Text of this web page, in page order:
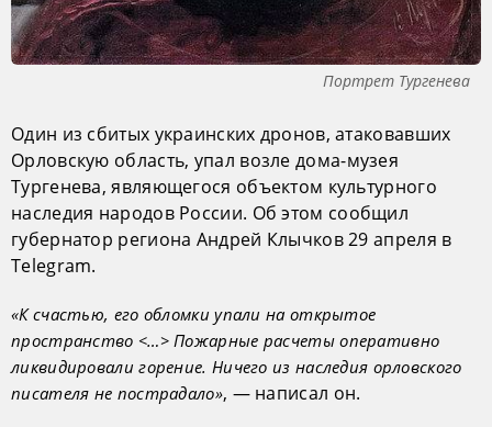
Портрет Тургенева
Один из сбитых украинских дронов, атаковавших
Орловскую область, упал возле дома-музея
Тургенева, являющегося объектом культурного
наследия народов России. Об этом сообщил
губернатор региона Андрей Клычков 29 апреля в
Telegram.
«К счастью, его обломки упали на открытое
пространство <…> Пожарные расчеты оперативно
ликвидировали горение. Ничего из наследия орловского
писателя не пострадало», — написал он.